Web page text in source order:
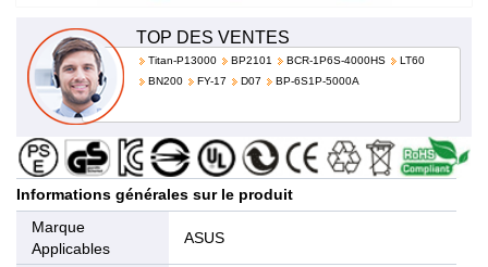
TOP DES VENTES
Titan-P13000 BP2101 BCR-1P6S-4000HS
LT60
BN200
FY-17 D07 BP-6S1P-5000A
Informations générales sur le produit
Marque
Applicables
ASUS